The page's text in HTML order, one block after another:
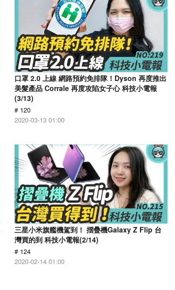
口罩 2.0 上線 網路預約免排隊！Dyson 再度推出
美髮產品 Corrale 再度攻陷女子心 科技小電報
(3/13)
# 120
2020-03-13 01:00
三星小米旗艦機駕到！ 摺疊機Galaxy Z Flip 台
灣買的到 科技小電報(2/14)
# 124
2020-02-14 01:00